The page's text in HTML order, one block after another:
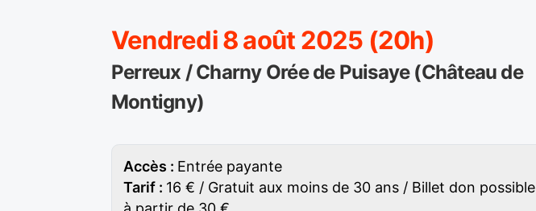
Vendredi 8 août 2025 (20h)
Perreux / Charny Orée de Puisaye (Château de
Montigny)
Accès : Entrée payante
Tarif : 16 € / Gratuit aux moins de 30 ans / Billet don possible